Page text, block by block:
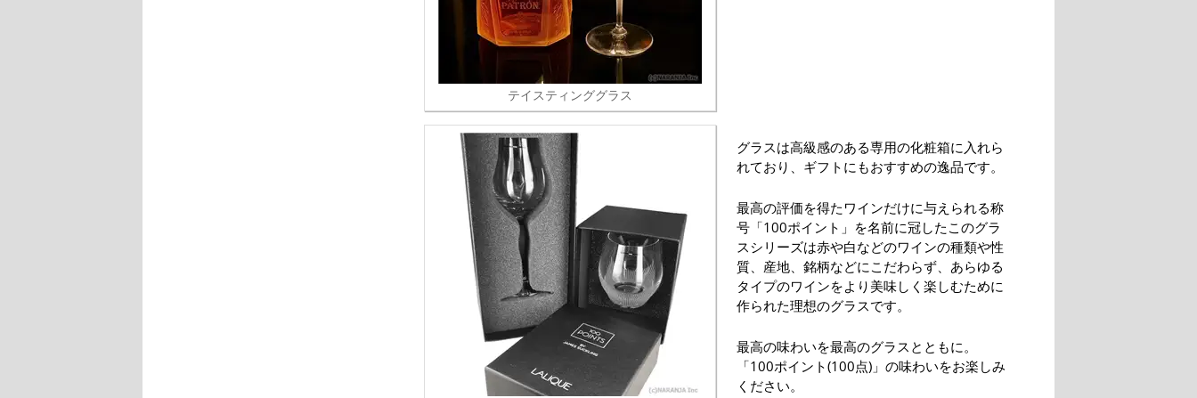
テイスティンググラス
グラスは高級感のある専用の化粧箱に入れら
れており、ギフトにもおすすめの逸品です。
最高の評価を得たワインだけに与えられる称
号「100ポイント」を名前に冠したこのグラ
スシリーズは赤や白などのワインの種類や性
質、産地、銘柄などにこだわらず、あらゆる
タイプのワインをより美味しく楽しむために
作られた理想のグラスです。
最高の味わいを最高のグラスとともに。
「100ポイント(100点)」の味わいをお楽しみ
ください。